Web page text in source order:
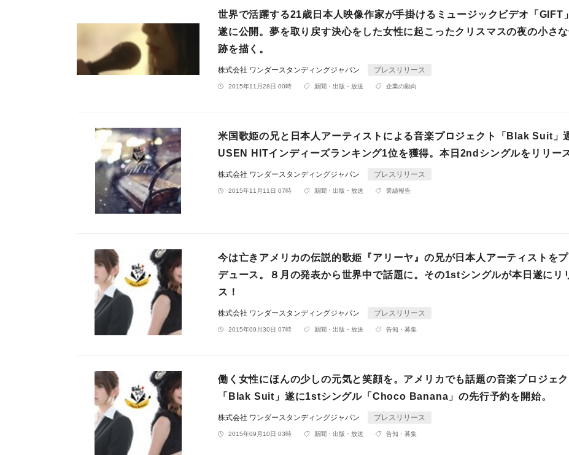
世界で活躍する21歳日本人映像作家が手掛けるミュージックビデオ「GIFT
遂に公開。夢を取り戻す決心をした女性に起こったクリスマスの夜の小さ
跡を描く。
株式会社 ワンダースタンディングジャパン プレスリリース
2015年11月28日 00時 新聞・出版・放送 企業の動向
米国歌姫の兄と日本人アーティストによる音楽プロジェクト「Blak Suit」
USEN HITインディーズランキング1位を獲得。本日2ndシングルをリリー
株式会社 ワンダースタンディングジャパン プレスリリース
2015年11月11日 07時 新聞・出版・放送 業績報告
今は亡きアメリカの伝説的歌姫『アリーヤ』の兄が日本人アーティストをプ
デュース。８月の発表から世界中で話題に。その1stシングルが本日遂にリ
ス！
株式会社 ワンダースタンディングジャパン プレスリリース
2015年09月30日 07時 新聞・出版・放送 告知・募集
働く女性にほんの少しの元気と笑顔を。アメリカでも話題の音楽プロジェク
「Blak Suit」遂に1stシングル「Choco Banana」の先行予約を開始。
株式会社 ワンダースタンディングジャパン プレスリリース
2015年09月10日 03時 新聞・出版・放送 告知・募集